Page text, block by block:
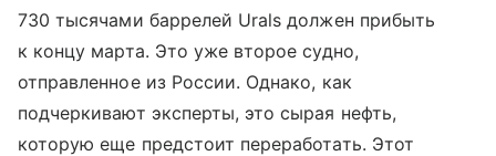
730 тысячами баррелей Urals должен прибыть
к концу марта. Это уже второе судно,
отправленное из России. Однако, как
подчеркивают эксперты, это сырая нефть,
которую еще предстоит переработать. Этот